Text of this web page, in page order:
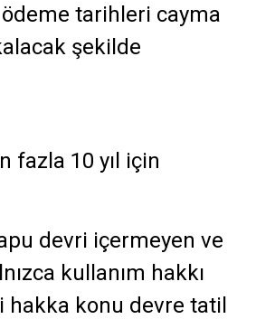
tarihleri cayma
şekilde
fazla 10 yıl için
devri içermeyen ve
kullanım hakkı
hakka konu devre tatil